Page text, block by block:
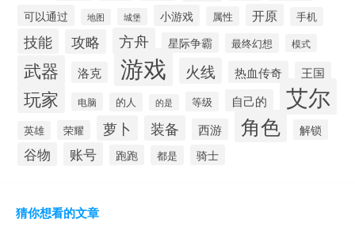
可以通过 地图 城堡 小游戏 属性 开原 手机
技能 攻略 方舟 星际争霸 最终幻想 模式
武器 洛克 游戏 火线 热血传奇 王国
玩家 电脑 的人 的是 等级 自己的 艾尔
英雄 荣耀 萝卜 装备 西游 角色 解锁
谷物 账号 跑跑 都是 骑士
猜你想看的文章